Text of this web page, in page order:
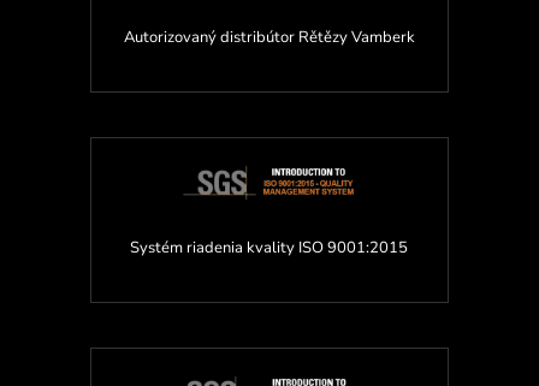
Autorizovaný distribútor Rětězy Vamberk
Systém riadenia kvality ISO 9001:2015